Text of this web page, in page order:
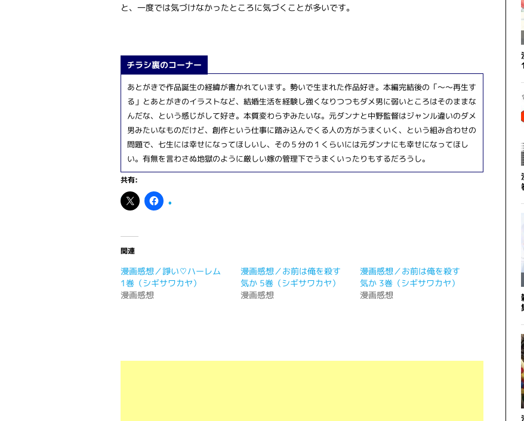
と、一度では気づけなかったところに気づくことが多いです。
チラシ裏のコーナー
あとがきで作品誕生の経緯が書かれています。勢いで生まれた作品好き。本編完結後の「～～再生す
る」とあとがきのイラストなど、結婚生活を経験し強くなりつつもダメ男に弱いところはそのままな
んだな、という感じがして好き。本質変わらずみたいな。元ダンナと中野監督はジャンル違いのダメ
男みたいなものだけど、創作という仕事に踏み込んでくる人の方がうまくいく、という組み合わせの
問題で、七生には幸せになってほしいし、その５分の１くらいには元ダンナにも幸せになってほし
い。有無を言わさぬ地獄のように厳しい嫁の管理下でうまくいったりもするだろうし。
共有:
関連
漫画感想／諍い♡ハーレム
1巻（シギサワカヤ）
漫画感想
漫画感想／お前は俺を殺す
気か 5巻（シギサワカヤ）
漫画感想
漫画感想／お前は俺を殺す
気か 3巻（シギサワカヤ）
漫画感想